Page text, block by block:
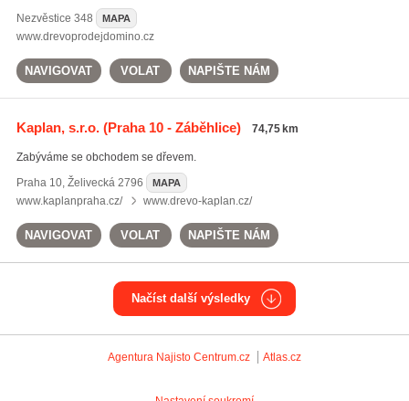
Nezvěstice 348 MAPA
www.drevoprodejdomino.cz
NAVIGOVAT VOLAT NAPIŠTE NÁM
Kaplan, s.r.o.(Praha 10 - Záběhlice) 74,75 km
Zabýváme se obchodem se dřevem.
Praha 10, Želivecká 2796 MAPA
www.kaplanpraha.cz/ www.drevo-kaplan.cz/
NAVIGOVAT VOLAT NAPIŠTE NÁM
Načíst další výsledky
Agentura Najisto Centrum.cz Atlas.cz